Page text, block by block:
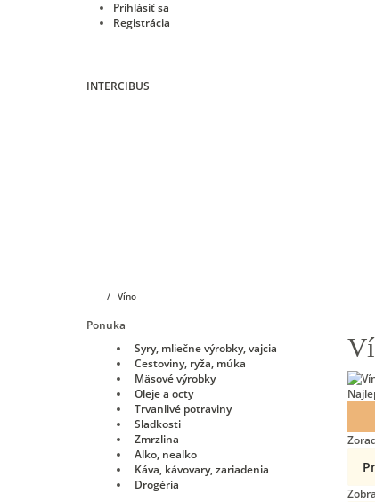
Prihlásiť sa
Registrácia
INTERCIBUS
Víno
Ponuka
Syry, mliečne výrobky, vajcia
Cestoviny, ryža, múka
Mäsové výrobky
Oleje a octy
Trvanlivé potraviny
Sladkosti
Zmrzlina
Alko, nealko
Káva, kávovary, zariadenia
Drogéria